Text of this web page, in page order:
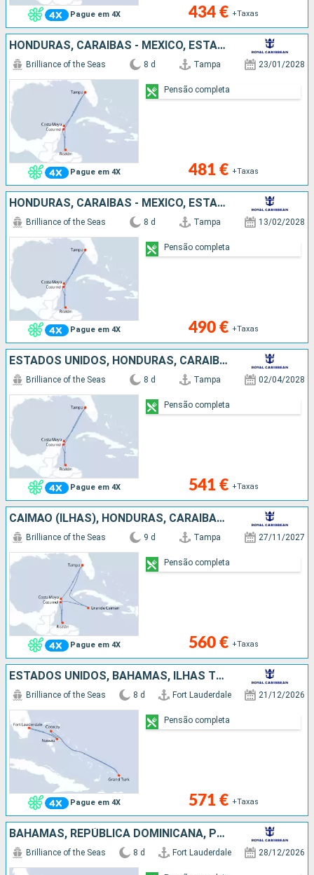
Pague em 4X 434 € +Taxas
HONDURAS, CARAIBAS - MEXICO, ESTADOS UNIDOS
Pague em 4X
Brilliance of the Seas 8 d Tampa 23/01/2028
481 € +Taxas
Pensão completa
HONDURAS, CARAIBAS - MEXICO, ESTADOS UNIDOS
Pague em 4X
Brilliance of the Seas 8 d Tampa 13/02/2028
490 € +Taxas
Pensão completa
ESTADOS UNIDOS, HONDURAS, CARAIBAS - MEXICO
Pague em 4X
Brilliance of the Seas 8 d Tampa 02/04/2028
541 € +Taxas
Pensão completa
CAIMÃO (ILHAS), HONDURAS, CARAIBAS - MEXICO, ESTADOS UNIDOS
Pague em 4X
Brilliance of the Seas 9 d Tampa 27/11/2027
560 € +Taxas
Pensão completa
ESTADOS UNIDOS, BAHAMAS, ILHAS TURCAS E CAICOS
Pague em 4X
Brilliance of the Seas 8 d Fort Lauderdale 21/12/2026
571 € +Taxas
Pensão completa
BAHAMAS, REPÚBLICA DOMINICANA, PORTO RICO, ESTADOS UNIDOS
Brilliance of the Seas 8 d Fort Lauderdale 28/12/2026